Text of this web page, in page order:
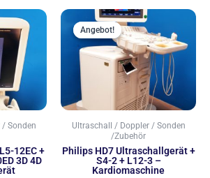
Sonden
12EC +
3D 4D
€
Aktueller
6.000,00 €.
Angebot!
Angebot!
Ultraschall / Doppler / Sonden
/Zubehör
Philips HD7 Ultraschallgerät +
S4-2 + L12-3 –
Kardiomaschine
Preis
war:
6.666,00 €
ist: